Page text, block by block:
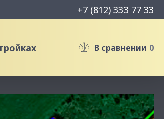
+7 (812) 333 77 33
В сравнении 0